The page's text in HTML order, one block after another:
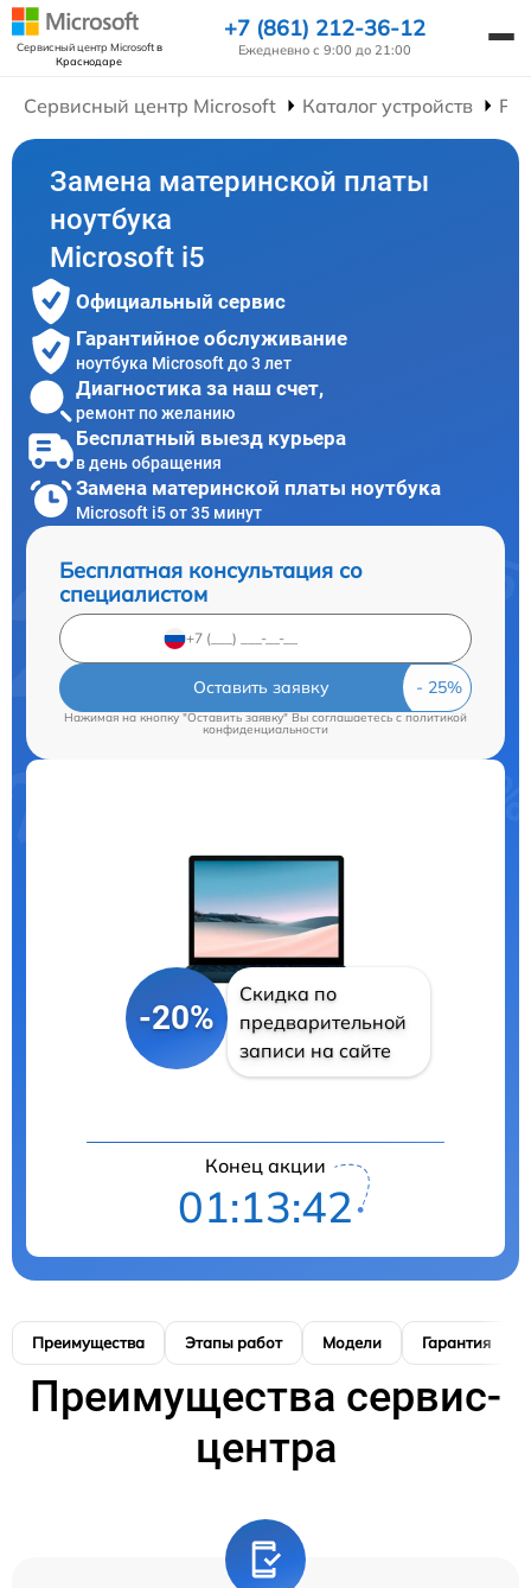
Сервисный центр Microsoftв
Краснодаре
+7 (861) 212-36-12
Ежедневно с 9:00 до 21:00
Сервисный центр Microsoft Каталог устройств
Замена материнской платы
ноутбука
Microsoft i5
Официальный сервис
Гарантийное обслуживание
ноутбука Microsoft до 3 лет
Диагностика за наш счет,
ремонт по желанию
Бесплатный выезд курьера
в день обращения
Замена материнской платы ноутбука
Microsoft i5 от 35 минут
Бесплатная консультация со
специалистом
Оставить заявку
Нажимая на кнопку "Оставить заявку" Вы соглашаетесь cполитикой
конфиденциальности
-20%
Скидка по
предварительной
записи на сайте
Конец акции
01:13:41
Преимущества Этапы работ Модели Гарантия
Преимущества сервис-
центра